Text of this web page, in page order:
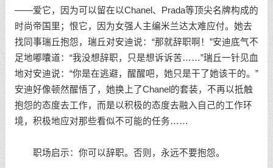
——爱它，因为可以留在以Chanel、Prada等顶尖名牌构成的
时尚帝国里；恨它，因为女强人主编米兰达太难应付。她去
找同事瑞丘抱怨，瑞丘对安迪说：“那就辞职啊！”安迪底气不
足地嘟囔道：“我没想辞职，只是想诉诉苦……”瑞丘一针见血
地对安迪说：“你是在逃避，醒醒吧，她只是干了她该干的。”
安迪好像顿然醒悟了，她换上了Chanel的套装，不再以抵触
抱怨的态度去工作，而是以积极的态度去融入自己的工作环
境，积极地应对那些看似不可能的任务……
职场启示：你可以辞职。否则，永远不要抱怨。